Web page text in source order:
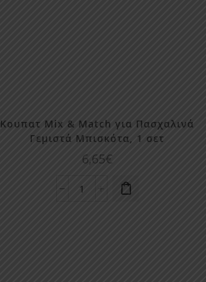
Κουπατ Mix & Match για Πασχαλινά
Γεμιστά Μπισκότα, 1 σετ
6,65€
Κουπατ